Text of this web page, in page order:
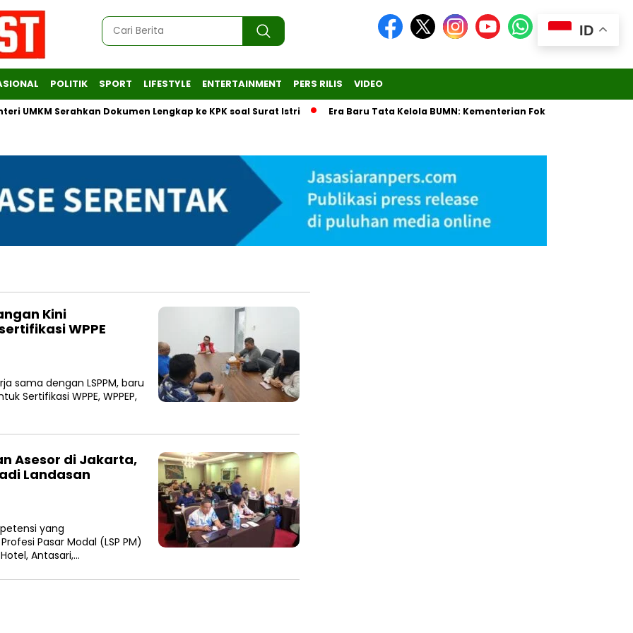
POLITIK SPORT LIFESTYLE ENTERTAINMENT PERS RILIS VIDEO
Serahkan Dokumen Lengkap ke KPK soal Surat Istri Era Baru Tata Kelola BUMN: Kementerian Fokus Regulasi,
Kini
WPPE
sama dengan LSPPM, baru
Sertifikasi WPPE, WPPEP,
Asesor di Jakarta,
Landasan
yang
Pasar Modal (LSP PM)
Antasari,…
ID